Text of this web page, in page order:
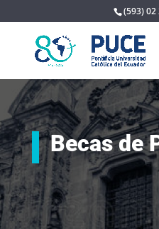
(593) 02
Becas de